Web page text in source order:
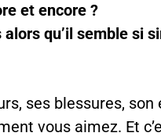
et encore ?
qu’il semble si
ses blessures,
vous aimez. Et